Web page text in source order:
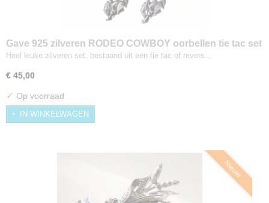
Gave 925 zilveren RODEO COWBOY oorbellen tie tac set
Heel leuke zilveren set, bestaand uit een tie tac of revers…
€ 45,00
✓ Op voorraad
IN WINKELWAGEN
Nieuw